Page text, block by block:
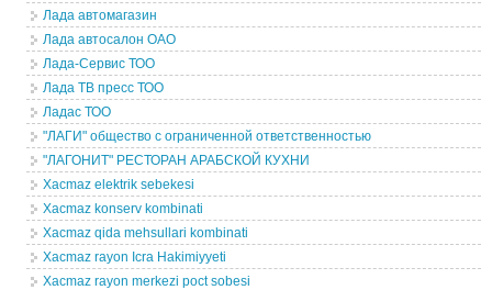
Лада автомагазин
Лада автосалон ОАО
Лада-Сервис ТОО
Лада ТВ пресс ТОО
Ладас ТОО
"ЛАГИ" общество с ограниченной ответственностью
"ЛАГОНИТ" РЕСТОРАН АРАБСКОЙ КУХНИ
Xacmaz elektrik sebekesi
Xacmaz konserv kombinati
Xacmaz qida mehsullari kombinati
Xacmaz rayon Icra Hakimiyyeti
Xacmaz rayon merkezi poct sobesi